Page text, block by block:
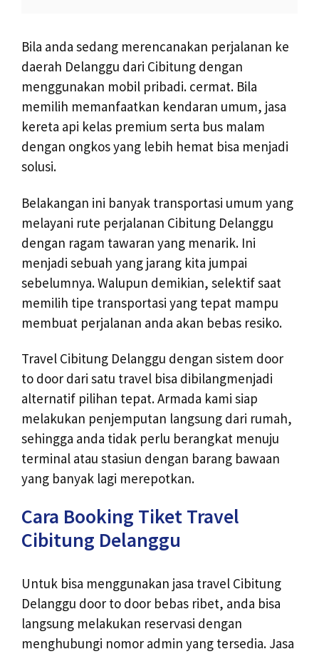
Bila anda sedang merencanakan perjalanan ke
daerah Delanggu dari Cibitung dengan
menggunakan mobil pribadi. cermat. Bila
memilih memanfaatkan kendaran umum, jasa
kereta api kelas premium serta bus malam
dengan ongkos yang lebih hemat bisa menjadi
solusi.
Belakangan ini banyak transportasi umum yang
melayani rute perjalanan Cibitung Delanggu
dengan ragam tawaran yang menarik. Ini
menjadi sebuah yang jarang kita jumpai
sebelumnya. Walupun demikian, selektif saat
memilih tipe transportasi yang tepat mampu
membuat perjalanan anda akan bebas resiko.
Travel Cibitung Delanggu dengan sistem door
to door dari satu travel bisa dibilangmenjadi
alternatif pilihan tepat. Armada kami siap
melakukan penjemputan langsung dari rumah,
sehingga anda tidak perlu berangkat menuju
terminal atau stasiun dengan barang bawaan
yang banyak lagi merepotkan.
Cara Booking Tiket Travel
Cibitung Delanggu
Untuk bisa menggunakan jasa travel Cibitung
Delanggu door to door bebas ribet, anda bisa
langsung melakukan reservasi dengan
menghubungi nomor admin yang tersedia. Jasa